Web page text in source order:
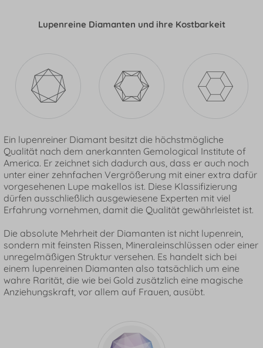
Lupenreine Diamanten und ihre Kostbarkeit
Ein lupenreiner Diamant besitzt die höchstmögliche
Qualität nach dem anerkannten Gemological Institute of
America. Er zeichnet sich dadurch aus, dass er auch noch
unter einer zehnfachen Vergrößerung mit einer extra dafür
vorgesehenen Lupe makellos ist. Diese Klassifizierung
dürfen ausschließlich ausgewiesene Experten mit viel
Erfahrung vornehmen, damit die Qualität gewährleistet ist.
Die absolute Mehrheit der Diamanten ist nicht lupenrein,
sondern mit feinsten Rissen, Mineraleinschlüssen oder einer
unregelmäßigen Struktur versehen. Es handelt sich bei
einem lupenreinen Diamanten also tatsächlich um eine
wahre Rarität, die wie bei Gold zusätzlich eine magische
Anziehungskraft, vor allem auf Frauen, ausübt.